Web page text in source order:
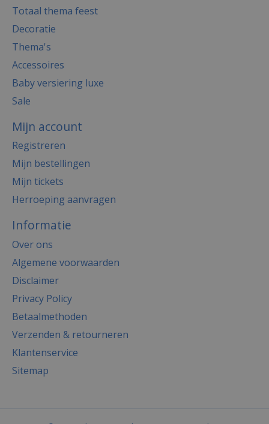
Totaal thema feest
Decoratie
Thema's
Accessoires
Baby versiering luxe
Sale
Mijn account
Registreren
Mijn bestellingen
Mijn tickets
Herroeping aanvragen
Informatie
Over ons
Algemene voorwaarden
Disclaimer
Privacy Policy
Betaalmethoden
Verzenden & retourneren
Klantenservice
Sitemap